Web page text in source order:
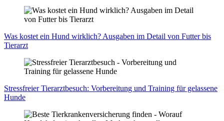
Was kos­tet ein Hund wirk­lich? Aus­ga­ben im Detail von Fut­ter bis
Tier­arzt
Stress­frei­er Tier­arzt­be­such: Vor­be­rei­tung und Trai­ning für gelas­se­ne
Hun­de